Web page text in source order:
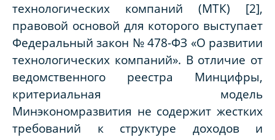
технологических компаний (МТК) [2],
правовой основой для которого выступает
Федеральный закон № 478-ФЗ «О развитии
технологических компаний». В отличие от
ведомственного реестра Минцифры,
критериальная модель
Минэкономразвития не содержит жестких
требований к структуре доходов и